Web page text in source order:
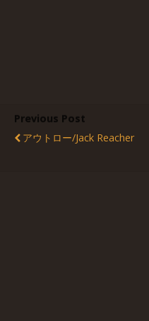
Previous Post
アウトロー/Jack Reacher